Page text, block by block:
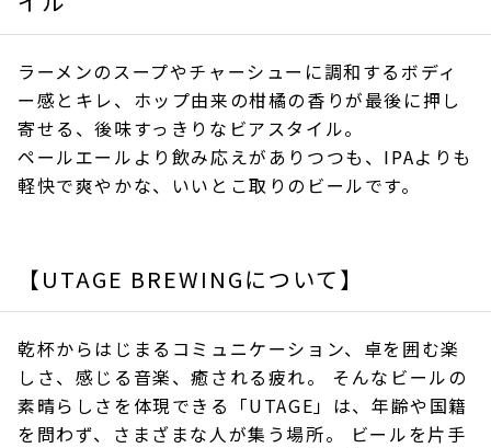
ラーメンのスープやチャーシューに調和するボディ
ー感とキレ、ホップ由来の柑橘の香りが最後に押し
寄せる、後味すっきりなビアスタイル。
ペールエールより飲み応えがありつつも、IPAよりも
軽快で爽やかな、いいとこ取りのビールです。
【UTAGE BREWINGについて】
乾杯からはじまるコミュニケーション、卓を囲む楽
しさ、感じる音楽、癒される疲れ。 そんなビールの
素晴らしさを体現できる「UTAGE」は、年齢や国籍
を問わず、さまざまな人が集う場所。 ビールを片手